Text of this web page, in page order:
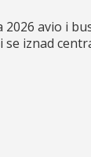
avio i
iznad